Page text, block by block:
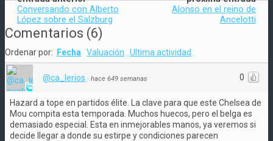
Conversando con Alberto
López sobre el Salzburg
Alonso en el reino de
Ancelotti
Comentarios (6)
Ordenar por: Fecha Valuación Ultima actividad
0
@ca_lerios · hace 649 semanas
Hazard a tope en partidos élite. La clave para que este Chelsea de
Mou compita esta temporada. Muchos huecos, pero el belga es
demasiado especial. Esta en inmejorables manos, ya veremos si
decide llegar a donde su estirpe y condiciones parecen